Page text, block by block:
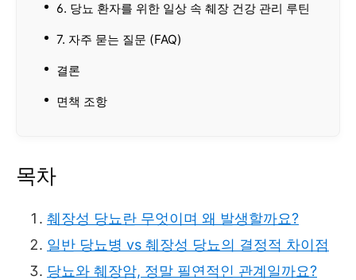
6. 당뇨 환자를 위한 일상 속 췌장 건강 관리 루틴
7. 자주 묻는 질문 (FAQ)
결론
면책 조항
목차
췌장성 당뇨란 무엇이며 왜 발생할까요?
일반 당뇨병 vs 췌장성 당뇨의 결정적 차이점
당뇨와 췌장암, 정말 필연적인 관계일까요?